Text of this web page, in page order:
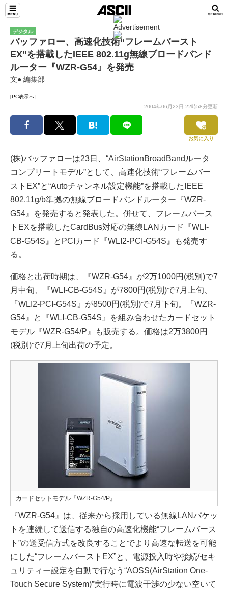
デジタル
バッファロー、高速化技術“フレームバースト
EX”を搭載したIEEE 802.11g無線ブロードバンド
ルーター『WZR-G54』を発売
文● 編集部
[PC表示へ]
2004年06月23日 22時58分更新
お気に入り
(株)バッファローは23日、“AirStationBroadBandルータ
コンプリートモデル”として、高速化技術“フレームバー
ストEX”と“Autoチャンネル設定機能”を搭載したIEEE
802.11g/b準拠の無線ブロードバンドルーター『WZR-
G54』を発売すると発表した。併せて、フレームバース
トEXを搭載したCardBus対応の無線LANカード『WLI-
CB-G54S』とPCIカード『WLI2-PCI-G54S』も発売す
る。
価格と出荷時期は、『WZR-G54』が2万1000円(税別)で7
月中旬、『WLI-CB-G54S』が7800円(税別)で7月上旬、
『WLI2-PCI-G54S』が8500円(税別)で7月下旬。『WZR-
G54』と『WLI-CB-G54S』を組み合わせたカードセット
モデル『WZR-G54/P』も販売する。価格は2万3800円
(税別)で7月上旬出荷の予定。
カードセットモデル『WZR-G54/P』
『WZR-G54』は、従来から採用している無線LANパケッ
トを連続して送信する独自の高速化機能“フレームバース
ト”の送受信方式を改良することでより高速な転送を可能
にした“フレームバーストEX”と、電源投入時や接続/セキ
ュリティー設定を自動で行なう“AOSS(AirStation One-
Touch Secure System)”実行時に電波干渉の少ない空いて